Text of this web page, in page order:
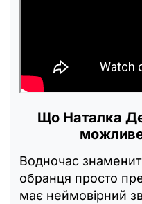
Що Наталка
Водночас
обранця просто
має неймовірний